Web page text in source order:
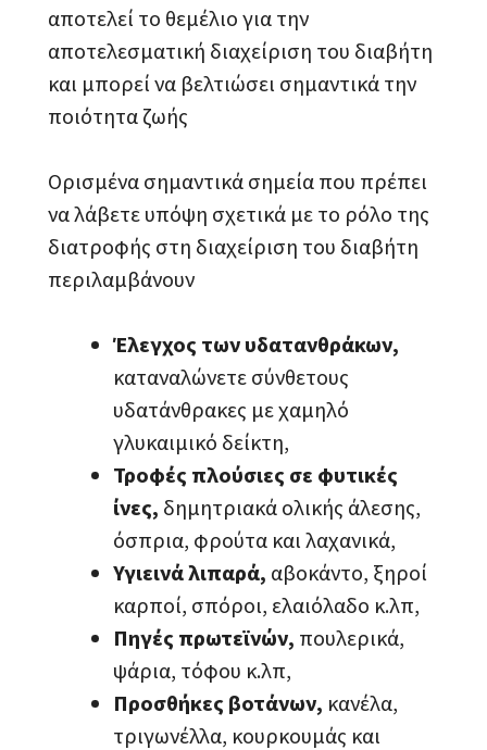
αποτελεί το θεμέλιο για την
αποτελεσματική διαχείριση του διαβήτη
και μπορεί να βελτιώσει σημαντικά την
ποιότητα ζωής
Ορισμένα σημαντικά σημεία που πρέπει
να λάβετε υπόψη σχετικά με το ρόλο της
διατροφής στη διαχείριση του διαβήτη
περιλαμβάνουν
Έλεγχος των υδατανθράκων,
καταναλώνετε σύνθετους
υδατάνθρακες με χαμηλό
γλυκαιμικό δείκτη,
Τροφές πλούσιες σε φυτικές
ίνες, δημητριακά ολικής άλεσης,
όσπρια, φρούτα και λαχανικά,
Υγιεινά λιπαρά, αβοκάντο, ξηροί
καρποί, σπόροι, ελαιόλαδο κ.λπ,
Πηγές πρωτεϊνών, πουλερικά,
ψάρια, τόφου κ.λπ,
Προσθήκες βοτάνων, κανέλα,
τριγωνέλλα, κουρκουμάς και